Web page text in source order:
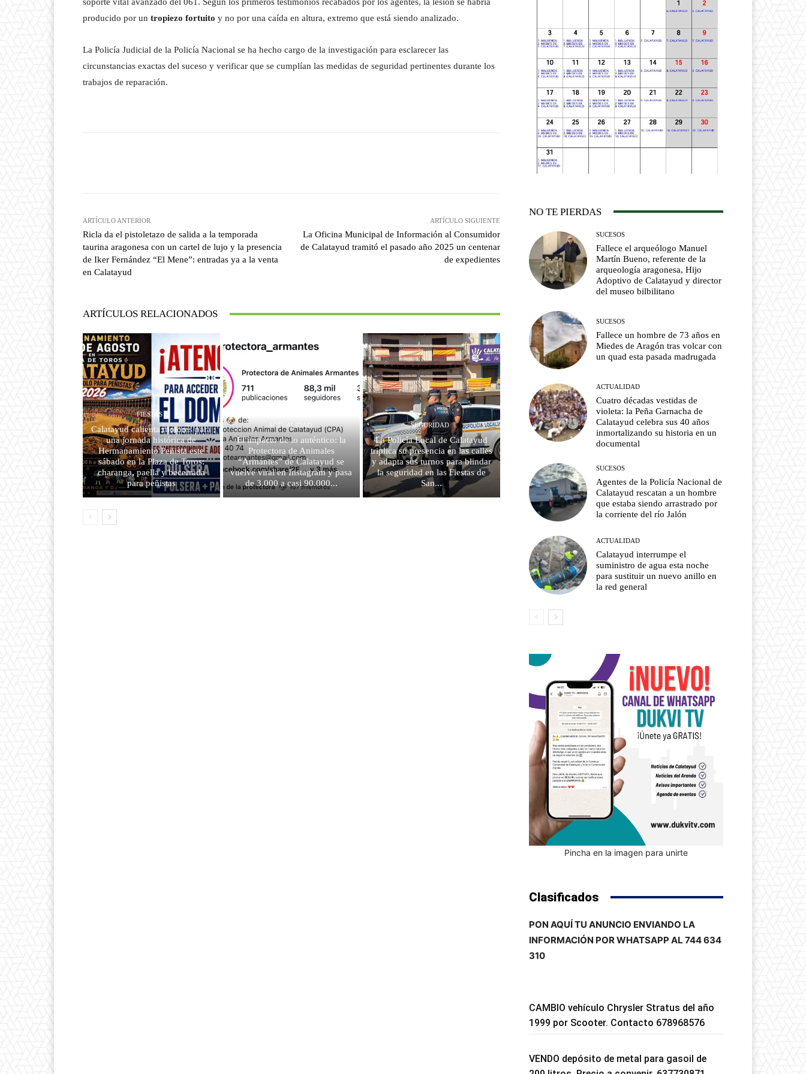
producido por un tropiezo fortuito y no por una caída en altura, extremo que está siendo analizado.
La Policía Judicial de la Policía Nacional se ha hecho cargo de la investigación para esclarecer las
circunstancias exactas del suceso y verificar que se cumplían las medidas de seguridad pertinentes durante los
trabajos de reparación.
ARTÍCULO ANTERIOR
Ricla da el pistoletazo de salida a la temporada
taurina aragonesa con un cartel de lujo y la presencia
de Iker Fernández “El Mene”: entradas ya a la venta
en Calatayud
ARTÍCULO SIGUIENTE
La Oficina Municipal de Información al Consumidor
de Calatayud tramitó el pasado año 2025 un centenar
de expedientes
ARTÍCULOS RELACIONADOS
FIESTAS
Calatayud calienta motores para
una jornada histórica de
Hermanamiento Peñista este
sábado en la Plaza de Toros:
charanga, paella y becerrada
para peñistas
ACTUALIDAD
El impacto de lo auténtico: la
Protectora de Animales
“Armantes” de Calatayud se
vuelve viral en Instagram y pasa
de 3.000 a casi 90.000...
SEGURIDAD
La Policía Local de Calatayud
triplica su presencia en las calles
y adapta sus turnos para blindar
la seguridad en las Fiestas de
San...
NO TE PIERDAS
SUCESOS
Fallece el arqueólogo Manuel
Martín Bueno, referente de la
arqueología aragonesa, Hijo
Adoptivo de Calatayud y director
del museo bilbilitano
SUCESOS
Fallece un hombre de 73 años en
Miedes de Aragón tras volcar con
un quad esta pasada madrugada
ACTUALIDAD
Cuatro décadas vestidas de
violeta: la Peña Garnacha de
Calatayud celebra sus 40 años
inmortalizando su historia en un
documental
SUCESOS
Agentes de la Policía Nacional de
Calatayud rescatan a un hombre
que estaba siendo arrastrado por
la corriente del río Jalón
ACTUALIDAD
Calatayud interrumpe el
suministro de agua esta noche
para sustituir un nuevo anillo en
la red general
Pincha en la imagen para unirte
Clasificados
PON AQUÍ TU ANUNCIO ENVIANDO LA
INFORMACIÓN POR WHATSAPP AL 744 634
310
CAMBIO vehículo Chrysler Stratus del año
1999 por Scooter. Contacto 678968576
VENDO depósito de metal para gasoil de